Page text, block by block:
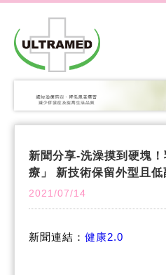
新聞分享-洗澡摸到硬塊
療」 新技術保留外型且低
2021/07/14
新聞連結： 健康2.0